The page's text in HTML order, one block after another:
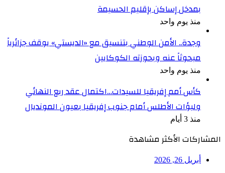
بمدخل إساكن بإقليم الحسيمة
منذ يوم واحد
وجدة.. الأمن الوطني بتنسيق مع «الديستي» يوقف جزائرياً
مبحوثاً عنه وبحوزته الكوكايين
منذ يوم واحد
كأس أمم إفريقيا للسيدات…اكتمال عقد ربع النهائي
ولبؤات الأطلس أمام جنوب إفريقيا بعيون المونديال
منذ 3 أيام
المشاركات الأكثر مشاهدة
أبريل 26, 2026